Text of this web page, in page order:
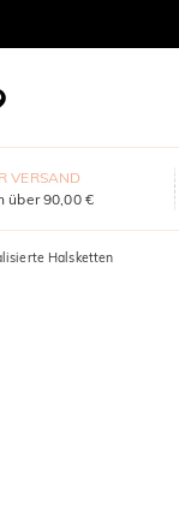
VERSAND
über 90,00 €
Halsketten